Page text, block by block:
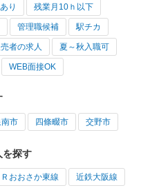
り 残業月10ｈ以下
管理職候補 駅チカ
者の求人 夏～秋入職可
WEB面接OK
南市 四條畷市 交野市
を探す
Ｒおおさか東線 近鉄大阪線